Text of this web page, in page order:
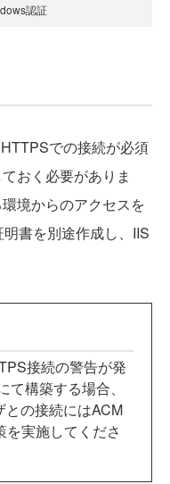
認証
での接続が必須
おく必要がありま
境からのアクセスを
書を別途作成し、IIS
接続の警告が発
構築する場合、
の接続にはACM
実施してくださ